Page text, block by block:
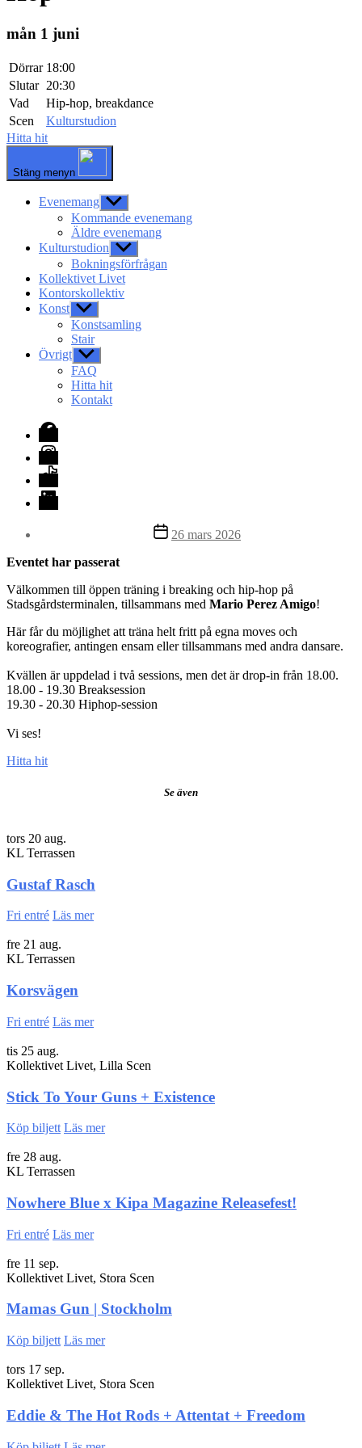
mån 1 juni
Dörrar 18:00
Slutar 20:30
Vad
Hip-hop, breakdance
Scen
Kulturstudion
Hitta hit
Stäng menyn
Evenemang Visa
undermeny
Kommande evenemang
Äldre evenemang
Kulturstudion Visa
undermeny
Bokningsförfrågan
Kollektivet Livet
Kontorskollektiv
Konst Visa
undermeny
Konstsamling
Stair
Övrigt Visa
undermeny
FAQ
Hitta hit
Kontakt
Facebook
Instagram
TikTok
LinkedIn
Inläggsdatum
26 mars 2026
Eventet har passerat
Välkommen till öppen träning i breaking och hip-hop på
Stadsgårdsterminalen, tillsammans med Mario Perez Amigo!
Här får du möjlighet att träna helt fritt på egna moves och
koreografier, antingen ensam eller tillsammans med andra dansare.
Kvällen är uppdelad i två sessions, men det är drop-in från 18.00.
18.00 - 19.30 Breaksession
19.30 - 20.30 Hiphop-session
Vi ses!
Hitta hit
Se även
tors 20 aug.
KL Terrassen
Gustaf Rasch
Fri entré Läs mer
fre 21 aug.
KL Terrassen
Korsvägen
Fri entré Läs mer
tis 25 aug.
Kollektivet Livet, Lilla Scen
Stick To Your Guns + Existence
Köp biljett Läs mer
fre 28 aug.
KL Terrassen
Nowhere Blue x Kipa Magazine Releasefest!
Fri entré Läs mer
fre 11 sep.
Kollektivet Livet, Stora Scen
Mamas Gun | Stockholm
Köp biljett Läs mer
tors 17 sep.
Kollektivet Livet, Stora Scen
Eddie & The Hot Rods + Attentat + Freedom